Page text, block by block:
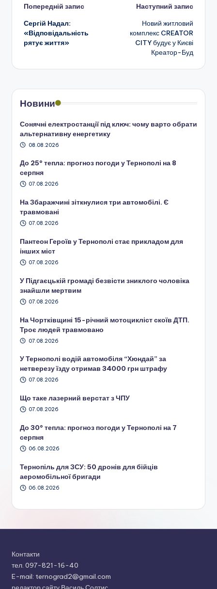
Навігація
по
запису
Попередній запис
Сергій Надал:
«Відповідальність
рятує життя»
Наступний запис
Новий житловий
комплекс CREATOR
CITY будує у Києві
Креатор-Буд
Новини
Сонячні електростанції під ключ: чому варто обрати
альтернативну енергетику
08.08.2026
До 25° тепла: прогноз погоди у Тернополі на 8
серпня
07.08.2026
На Збаражчині зіткнулися три автомобілі. Є
травмовані
07.08.2026
Пантеон Героїв у Тернополі стає прикладом для
інших міст
07.08.2026
У Підгаєцькій громаді безвісти зниклого чоловіка
знайшли мертвим
07.08.2026
На Чортківщині 15-річний мотоцикліст скоїв ДТП.
Троє людей травмовано
07.08.2026
У Тернополі водій автомобіля “Хюндай” за
нетверезу їзду отримав 34000 грн штрафу
07.08.2026
Що таке лазерний верстат з ЧПУ
07.08.2026
До 30° тепла: прогноз погоди у Тернополі на 7
серпня
06.08.2026
Тернопіль для ЗСУ: 50 дронів для бійців
аеромобільної бригади
06.08.2026
Контакти
тел. 097-821-16-40
E-mail: ternograd2@gmail.com